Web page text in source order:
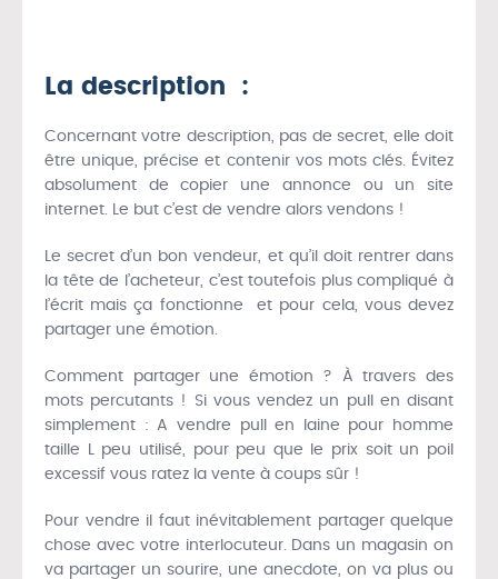
La description :
Concernant votre description, pas de secret, elle doit
être unique, précise et contenir vos mots clés. Évitez
absolument de copier une annonce ou un site
internet. Le but c’est de vendre alors vendons !
Le secret d’un bon vendeur, et qu’il doit rentrer dans
la tête de l’acheteur, c’est toutefois plus compliqué à
l’écrit mais ça fonctionne et pour cela, vous devez
partager une émotion.
Comment partager une émotion ? À travers des
mots percutants ! Si vous vendez un pull en disant
simplement : A vendre pull en laine pour homme
taille L peu utilisé, pour peu que le prix soit un poil
excessif vous ratez la vente à coups sûr !
Pour vendre il faut inévitablement partager quelque
chose avec votre interlocuteur. Dans un magasin on
va partager un sourire, une anecdote, on va plus ou